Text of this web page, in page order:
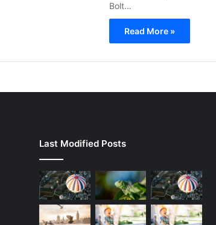
Bolt…
Read More »
Last Modified Posts